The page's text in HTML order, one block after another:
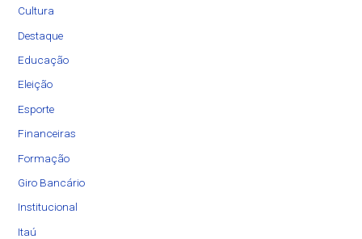
Cultura
Destaque
Educação
Eleição
Esporte
Financeiras
Formação
Giro Bancário
Institucional
Itaú